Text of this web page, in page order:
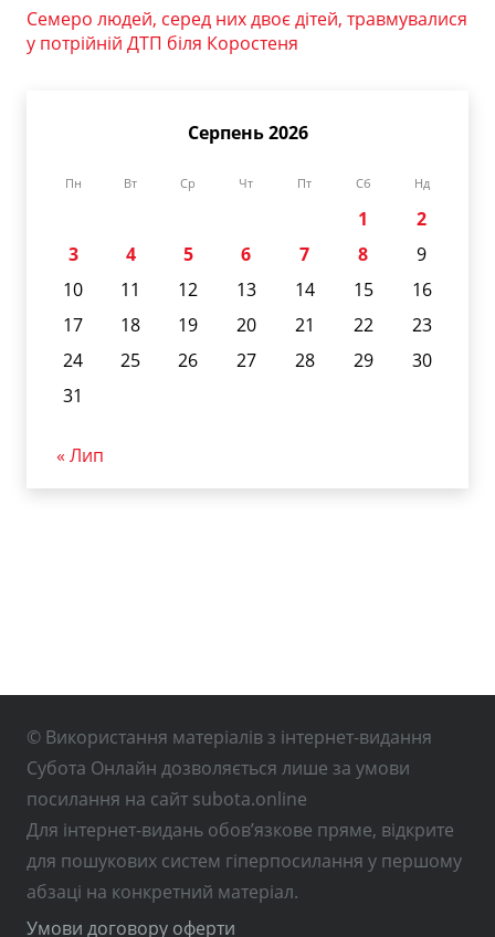
Семеро людей, серед них двоє дітей, травмувалися
у потрійній ДТП біля Коростеня
Серпень 2026
Пн Вт Ср Чт Пт Сб Нд
1
2
3
4 5 6 7 8
9
10
11 12 13 14 15
16
17
18 19 20 21 22
23
24
25 26 27 28 29
30
31
« Лип
© Використання матеріалів з інтернет-видання
Субота Онлайн дозволяється лише за умови
посилання на сайт subota.online
Для інтернет-видань обов’язкове пряме, відкрите
для пошукових систем гіперпосилання у першому
абзаці на конкретний матеріал.
Умови договору оферти